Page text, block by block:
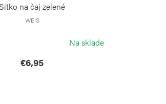
na čaj zelené
WEIS
Na sklade
€6,95